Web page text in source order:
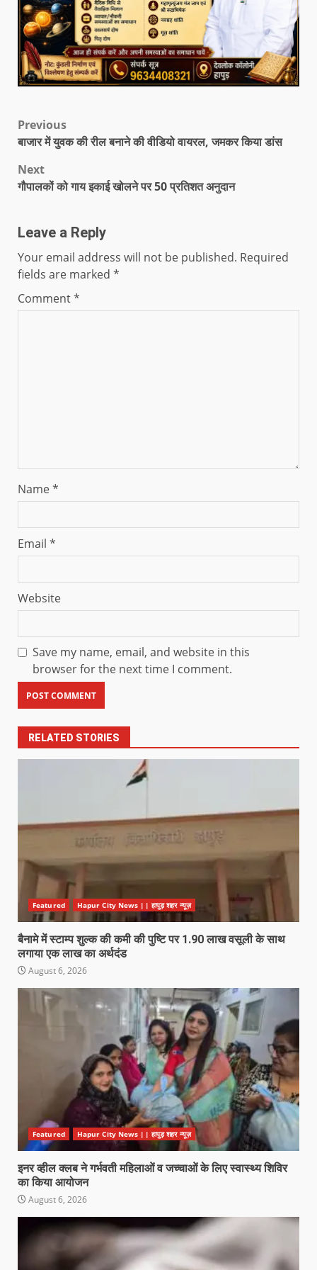
Previous
बाजार में युवक की रील बनाने की वीडियो वायरल, जमकर किया डांस
Next
गौपालकों को गाय इकाई खोलने पर 50 प्रतिशत अनुदान
Leave a Reply
Your email address will not be published. Required
fields are marked *
Comment*
Name*
Email *
Website
Save my name, email, and website in this
browser for the next time I comment.
RELATED STORIES
Featured Hapur City News || हापुड़ शहर न्यूज़
बैनामे में स्टाम्प शुल्क की कमी की पुष्टि पर 1.90 लाख वसूली के साथ
लगाया एक लाख का अर्थदंड
August 6, 2026
Featured Hapur City News || हापुड़ शहर न्यूज़
इनर व्हील क्लब ने गर्भवती महिलाओं व जच्चाओं के लिए स्वास्थ्य शिविर
का किया आयोजन
August 6, 2026